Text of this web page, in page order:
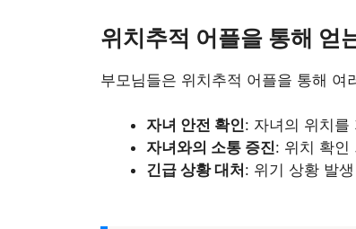
위치추적 어플을 통해 얻
부모님들은 위치추적 어플을 통해 여
자녀 안전 확인: 자녀의 위치를
자녀와의 소통 증진: 위치 확인
긴급 상황 대처 : 위기 상황 발